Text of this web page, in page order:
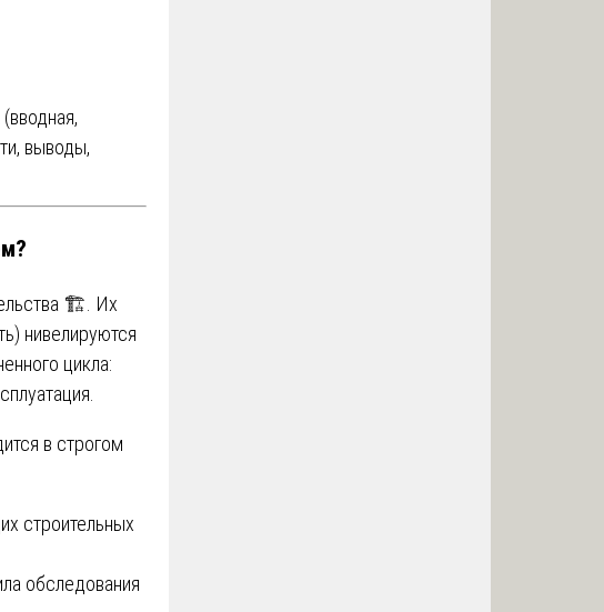
(вводная,
выводы,
🏗️. Их
нивелируются
цикла:
в строгом
строительных
обследования